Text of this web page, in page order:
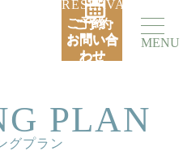
RESERVATION
ご予約・
お問い合
わせ
ご予約
お問い合
わせ
MENU
PLAN
グプラン